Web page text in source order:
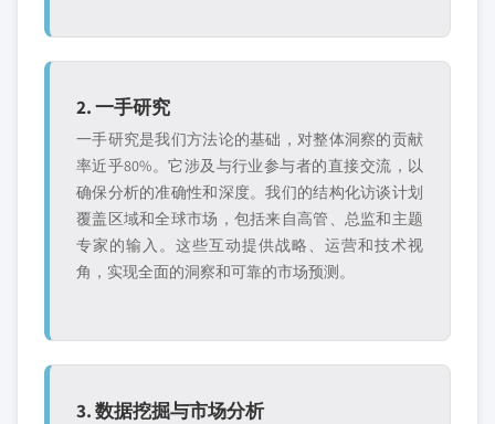
2. 一手研究
一手研究是我们方法论的基础，对整体洞察的贡献
率近乎80%。它涉及与行业参与者的直接交流，以
确保分析的准确性和深度。我们的结构化访谈计划
覆盖区域和全球市场，包括来自高管、总监和主题
专家的输入。这些互动提供战略、运营和技术视
角，实现全面的洞察和可靠的市场预测。
3. 数据挖掘与市场分析